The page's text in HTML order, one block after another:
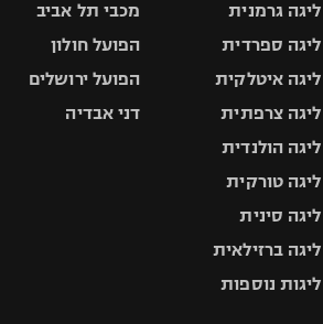
ליגה גרמנית
ליגה ספרדית
ליגה איטלקית
ליגה צרפתית
ליגה הולנדית
ליגה טורקית
ליגה סינית
ליגה ברזילאית
ליגות נוספות
מכבי תל אביב
הפועל חולון
הפועל ירושלים
דני אבדיה